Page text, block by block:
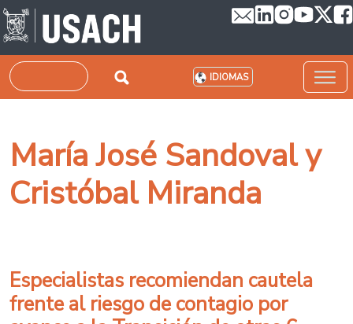
Pasar al contenido principal
Buscar IDIOMAS
María José Sandoval y
Cristóbal Miranda
Especialistas recomiendan cautela
frente al riesgo de contagio por